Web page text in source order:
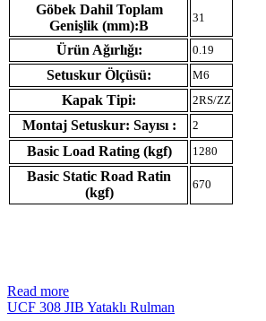
Göbek Dahil Toplam
Genişlik (mm):B
31
Ürün Ağırlığı: 0.19
Setuskur Ölçüsü: M6
Kapak Tipi: 2RS/ZZ
Montaj Setuskur: Sayısı : 2
Basic Load Rating (kgf) 1280
Basic Static Road Ratin
(kgf)
670
Read more
UCF 308 JIB Yataklı Rulman